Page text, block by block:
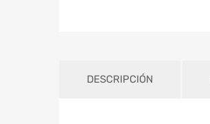
DESCRIPCIÓN